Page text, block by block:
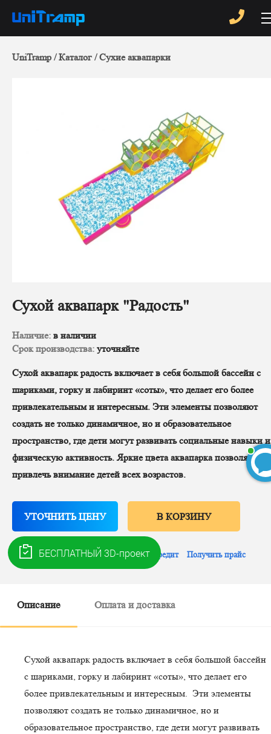
UniTramp Каталог Сухие аквапарки
Сухой аквапарк "Радость"
Наличие: в наличии
Срок производства: уточняйте
Сухой аквапарк радость включает в себя большой бассейн с
шариками, горку и лабиринт «соты», что делает его более
привлекательным и интересным. Эти элементы позволяют
создать не только динамичное, но и образовательное
пространство, где дети могут развивать социальные навыки и
физическую активность. Яркие цвета аквапарка позволят
привлечь внимание детей всех возрастов.
УТОЧНИТЬ ЦЕНУ В КОРЗИНУ
Рассчитать в рассрочку Рассчитать в кредит Получить прайс
Описание Оплата и доставка
Сухой аквапарк радость включает в себя большой бассейн
с шариками, горку и лабиринт «соты», что делает его
более привлекательным и интересным. Эти элементы
позволяют создать не только динамичное, но и
образовательное пространство, где дети могут развивать
БЕСПЛАТНЫЙ 3D-проект
Введите сообщение
Команда Юнитрамп
Департамент заботы о клиентах
Здравствуйте! У вас есть вопрос?
Команда Юнитрамп печатает...